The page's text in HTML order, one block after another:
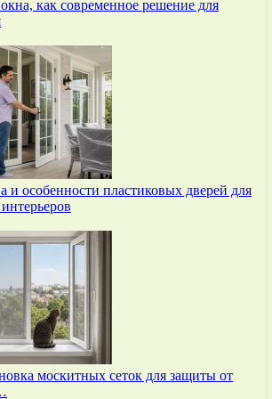
как современное решение для
и особенности пластиковых дверей для
москитных сеток для защиты от